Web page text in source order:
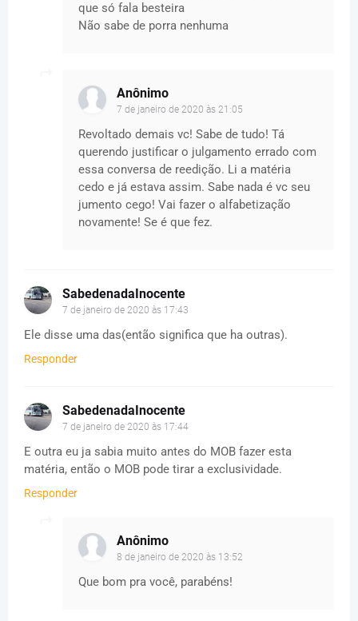
que só fala besteira
Não sabe de porra nenhuma
Anônimo
7 de janeiro de 2020 às 21:05
Revoltado demais vc! Sabe de tudo! Tá
querendo justificar o julgamento errado com
essa conversa de reedição. Li a matéria
cedo e já estava assim. Sabe nada é vc seu
jumento cego! Vai fazer o alfabetização
novamente! Se é que fez.
SabedenadaInocente
7 de janeiro de 2020 às 17:43
Ele disse uma das(então significa que ha outras).
Responder
SabedenadaInocente
7 de janeiro de 2020 às 17:44
E outra eu ja sabia muito antes do MOB fazer esta
matéria, então o MOB pode tirar a exclusividade.
Responder
Anônimo
8 de janeiro de 2020 às 13:52
Que bom pra você, parabéns!